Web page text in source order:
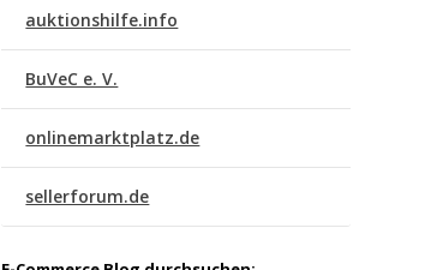
auktionshilfe.info
BuVeC e. V.
onlinemarktplatz.de
sellerforum.de